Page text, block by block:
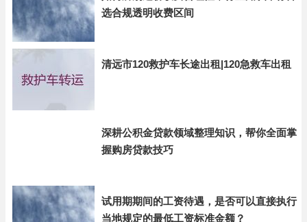
选合规透明收费区间
清远市120救护车长途出租|120急救车出租
深耕公积金贷款领域整理知识，帮你全面掌
握购房贷款技巧
试用期期间的工资待遇，是否可以直接执行
当地规定的最低工资标准金额？